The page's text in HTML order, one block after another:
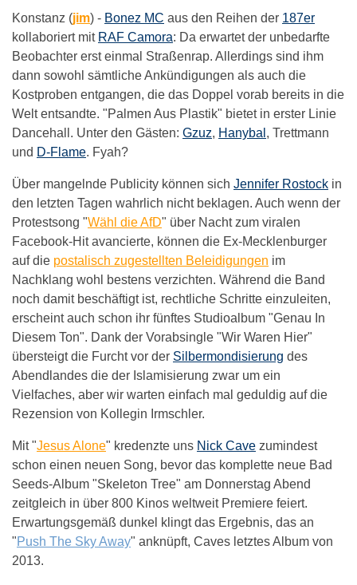
Konstanz (jim) - Bonez MC aus den Reihen der 187er
kollaboriert mit RAF Camora: Da erwartet der unbedarfte
Beobachter erst einmal Straßenrap. Allerdings sind ihm
dann sowohl sämtliche Ankündigungen als auch die
Kostproben entgangen, die das Doppel vorab bereits in die
Welt entsandte. "Palmen Aus Plastik" bietet in erster Linie
Dancehall. Unter den Gästen: Gzuz, Hanybal , Trettmann
und D-Flame. Fyah?
Über mangelnde Publicity können sich Jennifer Rostock in
den letzten Tagen wahrlich nicht beklagen. Auch wenn der
Protestsong "Wähl die AfD" über Nacht zum viralen
Facebook-Hit avancierte, können die Ex-Mecklenburger
auf die postalisch zugestellten Beleidigungen im
Nachklang wohl bestens verzichten. Während die Band
noch damit beschäftigt ist, rechtliche Schritte einzuleiten,
erscheint auch schon ihr fünftes Studioalbum "Genau In
Diesem Ton". Dank der Vorabsingle "Wir Waren Hier"
übersteigt die Furcht vor der Silbermondisierung des
Abendlandes die der Islamisierung zwar um ein
Vielfaches, aber wir warten einfach mal geduldig auf die
Rezension von Kollegin Irmschler.
Mit "Jesus Alone" kredenzte uns Nick Cave zumindest
schon einen neuen Song, bevor das komplette neue Bad
Seeds-Album "Skeleton Tree" am Donnerstag Abend
zeitgleich in über 800 Kinos weltweit Premiere feiert.
Erwartungsgemäß dunkel klingt das Ergebnis, das an
"Push The Sky Away" anknüpft, Caves letztes Album von
2013.